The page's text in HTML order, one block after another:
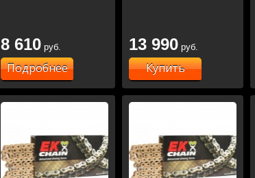
8 610 руб.
Подробнее
13 990 руб.
Купить